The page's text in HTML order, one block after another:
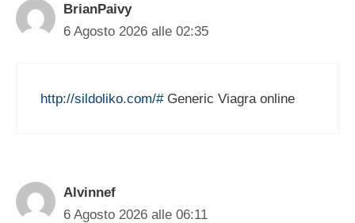
BrianPaivy
6 Agosto 2026 alle 02:35
http://sildoliko.com/#Generic Viagra online
Alvinnef
6 Agosto 2026 alle 06:11